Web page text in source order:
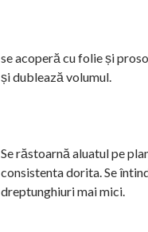
se acoperă cu folie și
și dublează volumul.
Se răstoarnă aluatul pe
consistenta dorita. Se
dreptunghiuri mai mici.